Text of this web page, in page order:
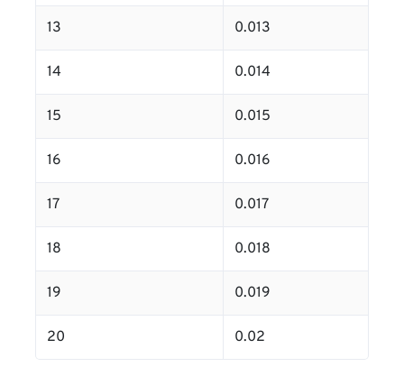
13 0.013
14 0.014
15 0.015
16 0.016
17 0.017
18 0.018
19 0.019
20 0.02